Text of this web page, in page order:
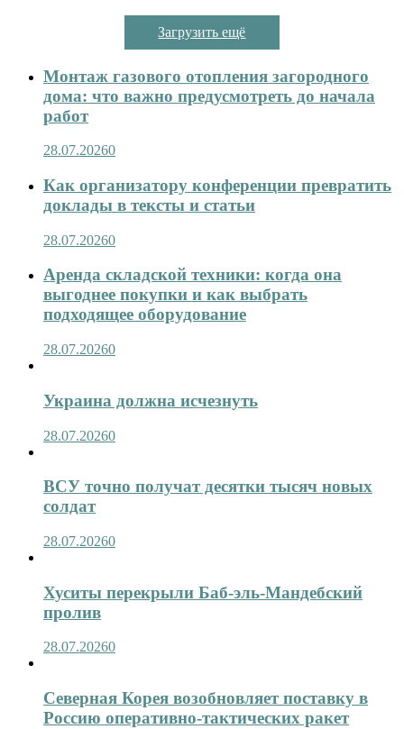
Загрузить ещё
Монтаж газового отопления загородного
дома: что важно предусмотреть до начала
работ
28.07.20260
Как организатору конференции превратить
доклады в тексты и статьи
28.07.20260
Аренда складской техники: когда она
выгоднее покупки и как выбрать
подходящее оборудование
28.07.20260
Украина должна исчезнуть
28.07.20260
ВСУ точно получат десятки тысяч новых
солдат
28.07.20260
Хуситы перекрыли Баб-эль-Мандебский
пролив
28.07.20260
Северная Корея возобновляет поставку в
Россию оперативно-тактических ракет